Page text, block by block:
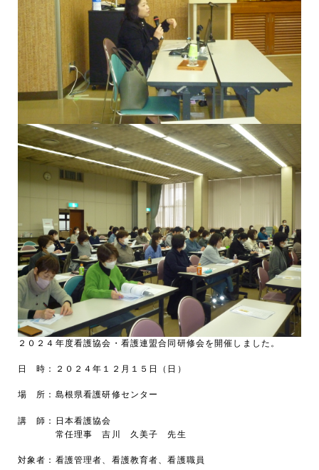
２０２４年度看護協会・看護連盟合同研修会を開催しました。
日 時：２０２４年１２月１５日（日）
場 所：島根県看護研修センター
講 師：日本看護協会
常任理事 吉川 久美子 先生
対象者：看護管理者、看護教育者、看護職員